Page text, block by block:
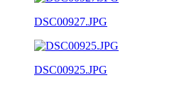
DSC00927.JPG
DSC00925.JPG